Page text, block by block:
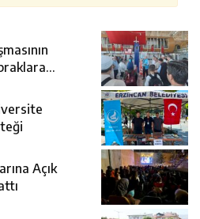
Açık